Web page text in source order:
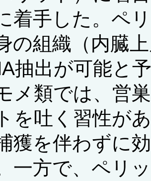
着手した。ペ
の組織（内臓
抽出が可能と
メ類では、営
を吐く習性が
獲を伴わずに
一方で、ペリ